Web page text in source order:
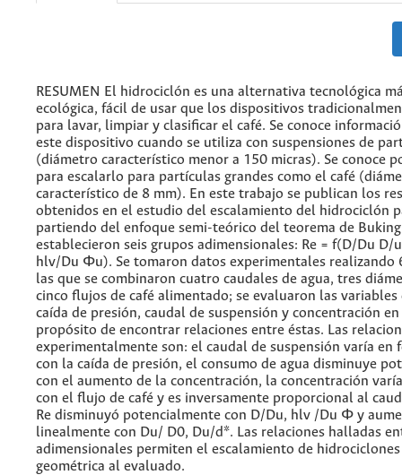
RESUMEN El hidrociclón es una alternativa tecnológica
ecológica, fácil de usar que los dispositivos
para lavar, limpiar y clasificar el café. Se conoce
este dispositivo cuando se utiliza con suspensiones de
(diámetro característico menor a 150 micras). Se conoce
para escalarlo para partículas grandes como el café
característico de 8 mm). En este trabajo se publican los
obtenidos en el estudio del escalamiento del hidrociclón
partiendo del enfoque semi-teórico del teorema de
establecieron seis grupos adimensionales: Re = f(D/Du D/
hlv/Du Φu). Se tomaron datos experimentales realizando
las que se combinaron cuatro caudales de agua, tres
cinco flujos de café alimentado; se evaluaron las variables
caída de presión, caudal de suspensión y concentración
propósito de encontrar relaciones entre éstas. Las
experimentalmente son: el caudal de suspensión varía en
con la caída de presión, el consumo de agua disminuye
con el aumento de la concentración, la concentración
con el flujo de café y es inversamente proporcional al
Re disminuyó potencialmente con D/Du, hlv /Du Φ y
linealmente con Du/ D0, Du/d*. Las relaciones halladas
adimensionales permiten el escalamiento de
geométrica al evaluado.